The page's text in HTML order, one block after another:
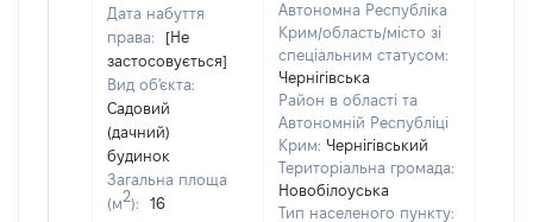
Дата набуття
права:
[Не
застосовується]
Вид об'єкта:
Садовий
(дачний)
будинок
Загальна площа
(м2):
16
Автономна Республіка
Крим/область/місто зі
спеціальним статусом:
Чернігівська
Район в області та
Автономній Республіці
Крим: Чернігівський
Територіальна громада:
Новобілоуська
Тип населеного пункту: